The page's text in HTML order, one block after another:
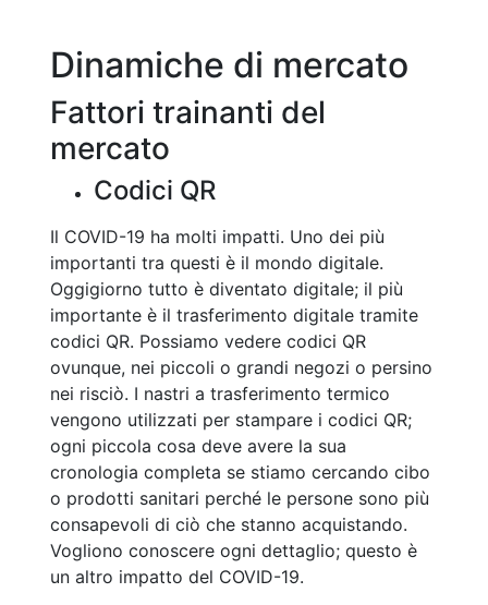
Dinamiche di mercato
Fattori trainanti del
mercato
Codici QR
Il COVID-19 ha molti impatti. Uno dei più
importanti tra questi è il mondo digitale.
Oggigiorno tutto è diventato digitale; il più
importante è il trasferimento digitale tramite
codici QR. Possiamo vedere codici QR
ovunque, nei piccoli o grandi negozi o persino
nei risciò. I nastri a trasferimento termico
vengono utilizzati per stampare i codici QR;
ogni piccola cosa deve avere la sua
cronologia completa se stiamo cercando cibo
o prodotti sanitari perché le persone sono più
consapevoli di ciò che stanno acquistando.
Vogliono conoscere ogni dettaglio; questo è
un altro impatto del COVID-19.